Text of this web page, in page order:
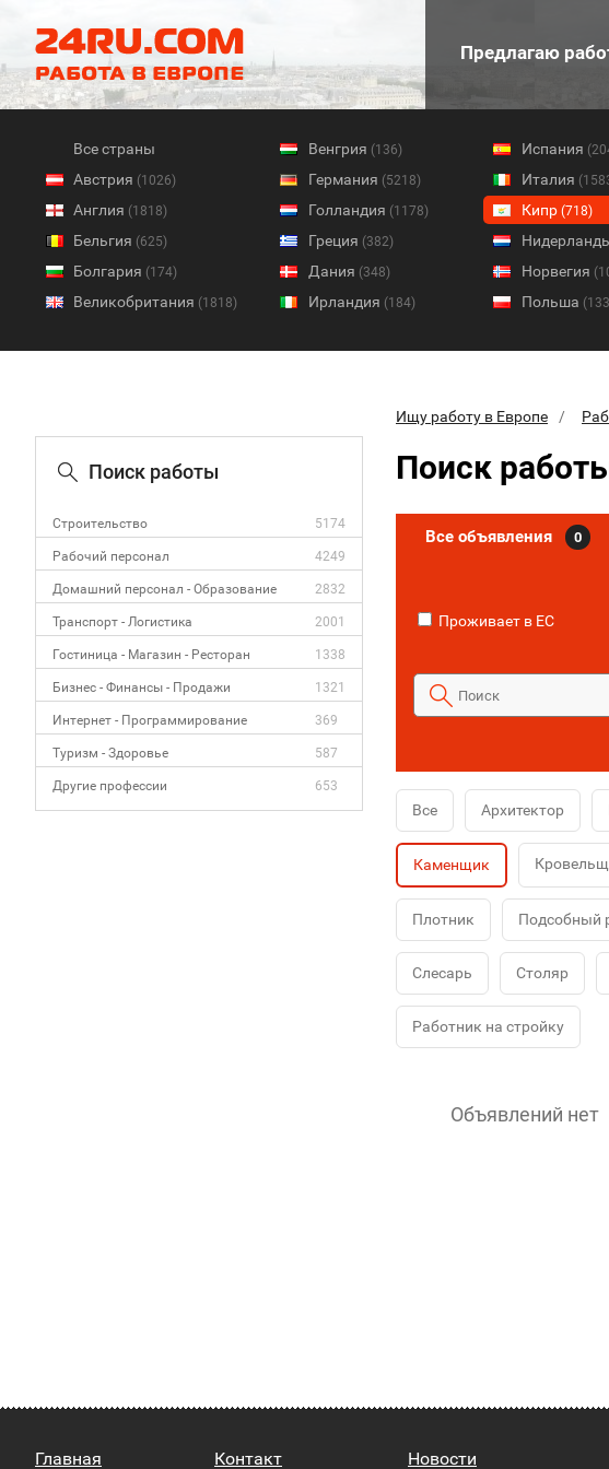
Предлагаю
Все страны
Австрия (1026)
Англия (1818)
Бельгия (625)
Болгария (174)
Великобритания (1818)
Венгрия (136)
Германия (5218)
Голландия (1178)
Греция (382)
Дания (348)
Ирландия (184)
Испания
Италия
Кипр (718)
Норвегия
Польша
Поиск работы
Строительство 5174
Рабочий персонал 4249
Домашний персонал - Образование 2832
Транспорт - Логистика 2001
Гостиница - Магазин - Ресторан 1338
Бизнес - Финансы - Продажи 1321
Интернет - Программирование 369
Туризм - Здоровье 587
Другие профессии 653
Ищу работу в Европе
Поиск
Все объявления 0
Проживает в ЕС
Все Архитектор
Каменщик
Плотник Подсобный
Слесарь Столяр
Работник на стройку
Объявлений нет
Главная Контакт Новости